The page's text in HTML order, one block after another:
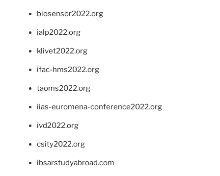
biosensor2022.org
ialp2022.org
klivet2022.org
ifac-hms2022.org
taoms2022.org
iias-euromena-conference2022.org
ivd2022.org
csity2022.org
ibsarstudyabroad.com